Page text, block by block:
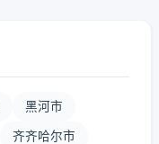
黑河市
齐齐哈尔市